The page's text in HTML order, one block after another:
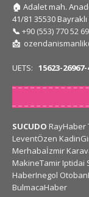
🏠 Adalet mah.
41/81 35530
📞 +90 (553) 770 52 69
📩
UETS: 15623-26967-
SUCUDO RayHaber
LeventÖzen
Merhabaİzmir
MakineTamir Iptidai
HaberInegol
BulmacaHaber